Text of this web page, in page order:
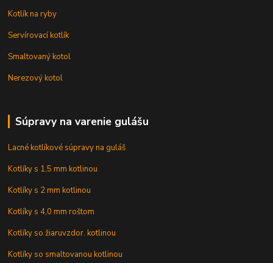
Kotlík na ryby
Servírovací kotlík
Smaltovaný kotol
Nerezový kotol
Súpravy na varenie gulášu
Lacné kotlíkové súpravy na guláš
Kotlíky s 1,5 mm kotlinou
Kotlíky s 2 mm kotlinou
Kotlíky s 4,0 mm roštom
Kotlíky so žiaruvzdor. kotlinou
Kotlíky so smaltovanou kotlinou